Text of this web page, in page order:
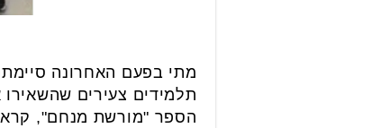
מתי בפעם האחרונה